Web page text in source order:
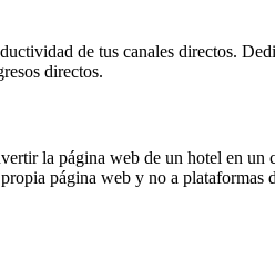
de tus canales directos.
directos.
la página web de un hotel en
página web y no a